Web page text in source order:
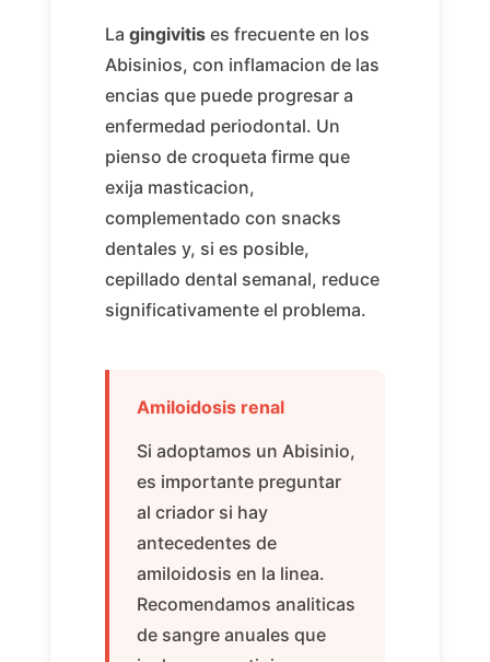
La gingivitises frecuente en los
Abisinios, con inflamacion de las
encias que puede progresar a
enfermedad periodontal. Un
pienso de croqueta firme que
exija masticacion,
complementado con snacks
dentales y, si es posible,
cepillado dental semanal, reduce
significativamente el problema.
Amiloidosis renal
Si adoptamos un Abisinio,
es importante preguntar
al criador si hay
antecedentes de
amiloidosis en la linea.
Recomendamos analiticas
de sangre anuales que